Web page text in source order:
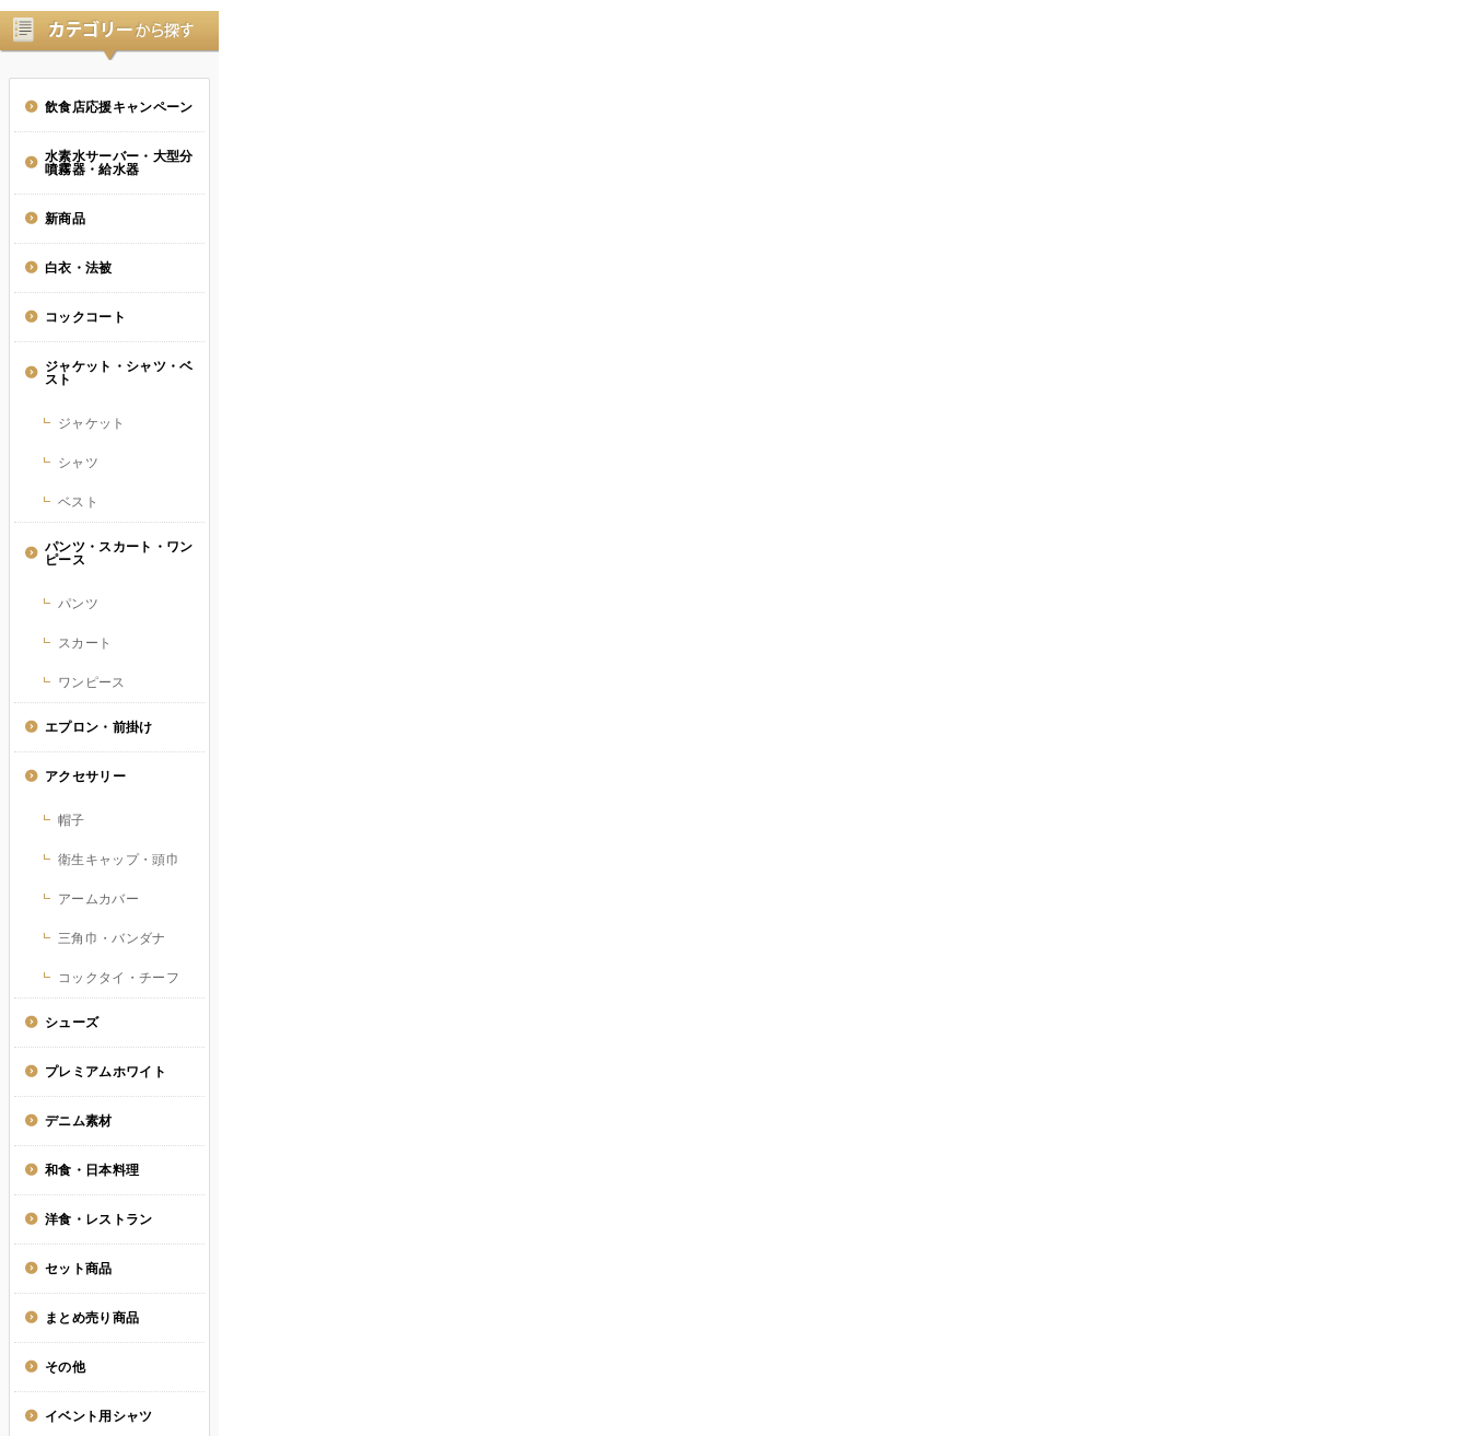
飲食店応援キャンペーン
水素水サーバー・大型分
噴霧器・給水器
新商品
白衣・法被
コックコート
ジャケット・シャツ・ベ
スト
ジャケット
シャツ
ベスト
パンツ・スカート・ワン
ピース
パンツ
スカート
ワンピース
エプロン・前掛け
アクセサリー
帽子
衛生キャップ・頭巾
アームカバー
三角巾・バンダナ
コックタイ・チーフ
シューズ
プレミアムホワイト
デニム素材
和食・日本料理
洋食・レストラン
セット商品
まとめ売り商品
その他
イベント用シャツ